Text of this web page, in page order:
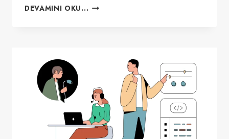
DEVAMINI OKU... SHOPIFY